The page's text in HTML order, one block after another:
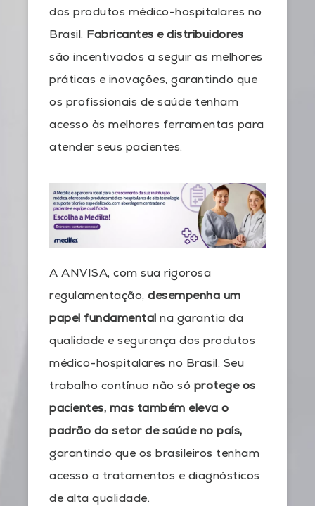
dos produtos médico-hospitalares no
Brasil. Fabricantes e distribuidores
são incentivados a seguir as melhores
práticas e inovações, garantindo que
os profissionais de saúde tenham
acesso às melhores ferramentas para
atender seus pacientes.
A ANVISA, com sua rigorosa
regulamentação, desempenha um
papel fundamental na garantia da
qualidade e segurança dos produtos
médico-hospitalares no Brasil. Seu
trabalho contínuo não só protege os
pacientes, mas também eleva o
padrão do setor de saúde no país,
garantindo que os brasileiros tenham
acesso a tratamentos e diagnósticos
de alta qualidade.